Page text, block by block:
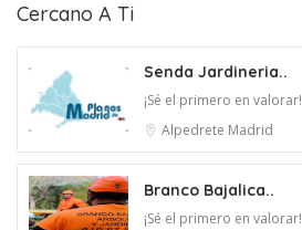
Cercano A Ti
Senda Jardineria..
¡Sé el primero en valorar!
Alpedrete Madrid
Branco Bajalica..
¡Sé el primero en valorar!